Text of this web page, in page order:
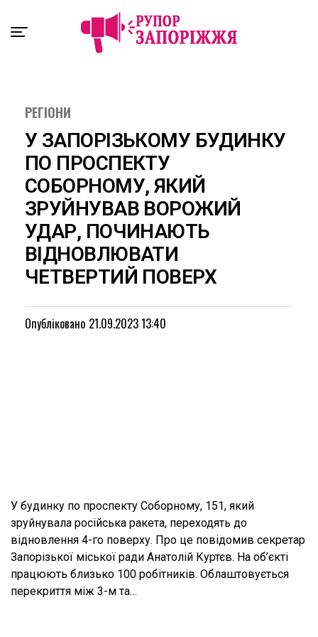
РЕГІОНИ
У ЗАПОРІЗЬКОМУ БУДИНКУ
ПО ПРОСПЕКТУ
СОБОРНОМУ, ЯКИЙ
ЗРУЙНУВАВ ВОРОЖИЙ
УДАР, ПОЧИНАЮТЬ
ВІДНОВЛЮВАТИ
ЧЕТВЕРТИЙ ПОВЕРХ
Опубліковано 21.09.2023 13:40
У будинку по проспекту Соборному, 151, який
зруйнувала російська ракета, переходять до
відновлення 4-го поверху. Про це повідомив секретар
Запорізької міської ради Анатолій Куртєв. На об’єкті
працюють близько 100 робітників. Облаштовується
перекриття між 3-м та…
Exit mobile version